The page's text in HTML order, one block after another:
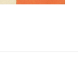
, 모형, 렌더링 등)로